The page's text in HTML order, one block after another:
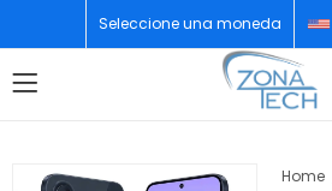
Seleccione una moneda
Home